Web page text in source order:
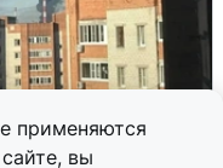
применяются
вы